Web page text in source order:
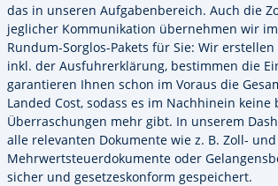
das in unseren Aufgabenbereich. Auch die
jeglicher Kommunikation übernehmen wir
Rundum-Sorglos-Pakets für Sie: Wir
inkl. der Ausfuhrerklärung, bestimmen die
garantieren Ihnen schon im Voraus die
Landed Cost, sodass es im Nachhinein keine
Überraschungen mehr gibt. In unserem
alle relevanten Dokumente wie z. B. Zoll- und
Mehrwertsteuerdokumente oder
sicher und gesetzeskonform gespeichert.